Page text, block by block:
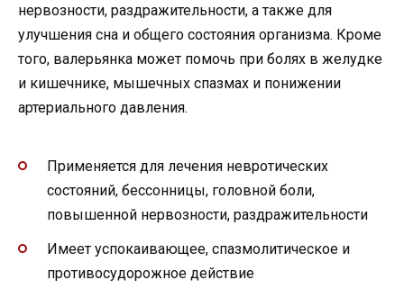
нервозности, раздражительности, а также для
улучшения сна и общего состояния организма. Кроме
того, валерьянка может помочь при болях в желудке
и кишечнике, мышечных спазмах и понижении
артериального давления.
Применяется для лечения невротических
состояний, бессонницы, головной боли,
повышенной нервозности, раздражительности
Имеет успокаивающее, спазмолитическое и
противосудорожное действие